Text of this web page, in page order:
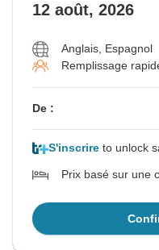
12 août, 2026
Anglais, Espagnol
Remplissage
De :
S'inscrire to unlock
Prix basé sur une